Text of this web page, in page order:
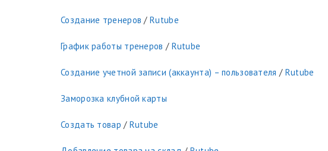
Создание тренеров /Rutube
График работы тренеров / Rutube
Создание учетной записи (аккаунта) – пользователя / Rutube
Заморозка клубной карты
Создать товар / Rutube